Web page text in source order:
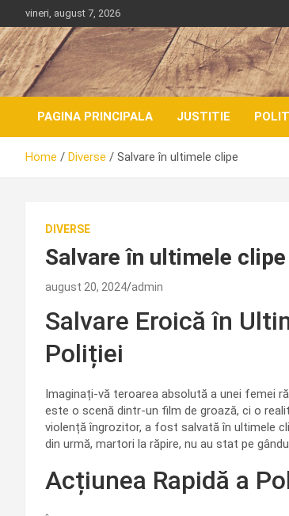
to
content
vineri, august 7, 2026
PAGINA PRINCIPALA JUSTITIE
Home Diverse Salvare în ultimele clipe
DIVERSE
Salvare în ultimele clipe
august 20, 2024 admin
Salvare Eroică în
Poliției
Imaginați-vă teroarea absolută a unei femei
este o scenă dintr-un film de groază, ci o
violență îngrozitor, a fost salvată în ultimele
din urmă, martori la răpire, nu au stat pe
Acțiunea Rapidă a